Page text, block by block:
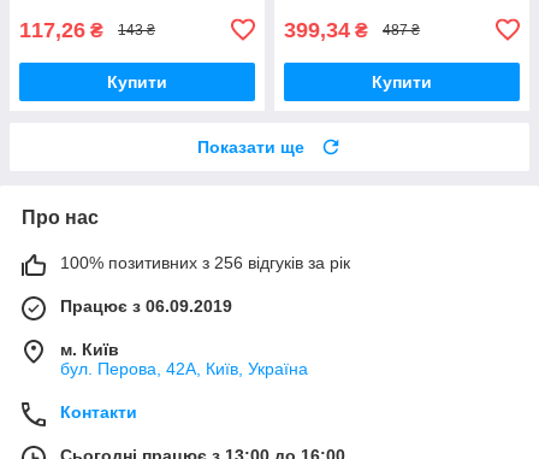
117,26 ₴ 143 ₴
Купити
399,34 ₴ 487 ₴
Купити
Показати ще
Про нас
100% позитивних з 256 відгуків за рік
Працює з 06.09.2019
м. Київ
бул. Перова, 42А, Київ, Україна
Контакти